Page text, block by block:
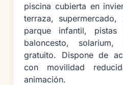
piscina cubierta en
terraza,
parque infantil,
baloncesto,
gratuito. Dispone de
con movilidad
animación.